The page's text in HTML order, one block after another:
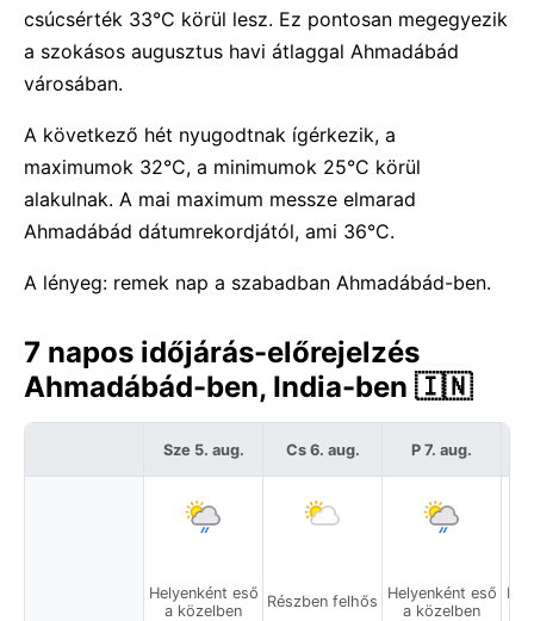
csúcsérték 33°C körül lesz. Ez pontosan megegyezik
a szokásos augusztus havi átlaggal Ahmadábád
városában.
A következő hét nyugodtnak ígérkezik, a
maximumok 32°C, a minimumok 25°C körül
alakulnak. A mai maximum messze elmarad
Ahmadábád dátumrekordjától, ami 36°C.
A lényeg: remek nap a szabadban Ahmadábád-ben.
7 napos időjárás-előrejelzés
Ahmadábád-ben, India-ben 🇮🇳
Sze 5. aug.
Helyenként eső
a közelben
Cs 6. aug.
Részben felhős
P 7. aug.
Helyenként eső
a közelben